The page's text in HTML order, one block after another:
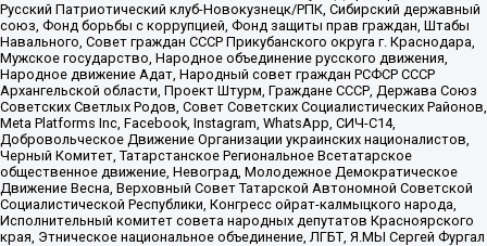
Русский Патриотический клуб-Новокузнецк/РПК, Сибирский державный
союз, Фонд борьбы с коррупцией, Фонд защиты прав граждан, Штабы
Навального, Совет граждан СССР Прикубанского округа г. Краснодара,
Мужское государство, Народное объединение русского движения,
Народное движение Адат, Народный совет граждан РСФСР СССР
Архангельской области, Проект Штурм, Граждане СССР, Держава Союз
Советских Светлых Родов, Совет Советских Социалистических Районов,
Meta Platforms Inc, Facebook, Instagram, WhatsApp, СИЧ-С14,
Добровольческое Движение Организации украинских националистов,
Черный Комитет, Татарстанское Региональное Всетатарское
общественное движение, Невоград, Молодежное Демократическое
Движение Весна, Верховный Совет Татарской Автономной Советской
Социалистической Республики, Конгресс ойрат-калмыцкого народа,
Исполнительный комитет совета народных депутатов Красноярского
края, Этническое национальное объединение, ЛГБТ, Я.МЫ Сергей Фургал